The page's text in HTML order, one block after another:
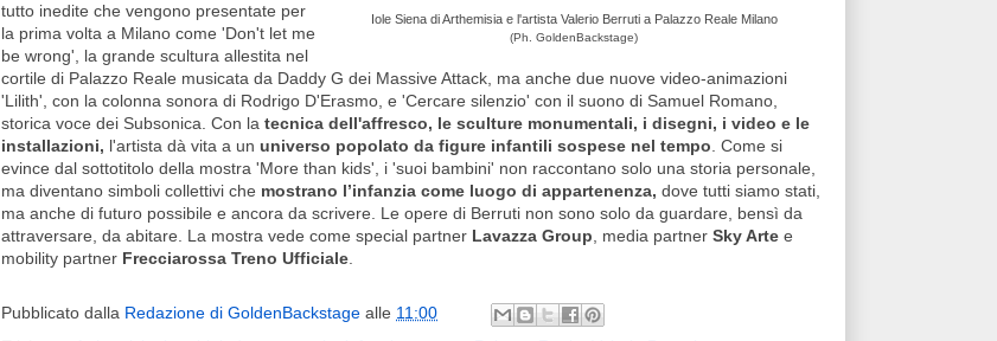
Iole Siena di Arthemisia e l'artista Valerio Berruti a Palazzo Reale Milano
(Ph. GoldenBackstage)
tutto inedite che vengono presentate per
la prima volta a Milano come 'Don't let me
be wrong', la grande scultura allestita nel
cortile di Palazzo Reale musicata da Daddy G dei Massive Attack, ma anche due nuove video-animazioni
'Lilith', con la colonna sonora di Rodrigo D'Erasmo, e 'Cercare silenzio' con il suono di Samuel Romano,
storica voce dei Subsonica. Con la tecnica dell'affresco, le sculture monumentali, i disegni, i video e le
installazioni, l'artista dà vita a un universo popolato da figure infantili sospese nel tempo. Come si
evince dal sottotitolo della mostra 'More than kids', i 'suoi bambini' non raccontano solo una storia personale,
ma diventano simboli collettivi che mostrano l’infanzia come luogo di appartenenza, dove tutti siamo stati,
ma anche di futuro possibile e ancora da scrivere. Le opere di Berruti non sono solo da guardare, bensì da
attraversare, da abitare. La mostra vede come special partner Lavazza Group, media partner Sky Arte e
mobility partner Frecciarossa Treno Ufficiale.
Pubblicato dalla Redazione di GoldenBackstage alle 11:00